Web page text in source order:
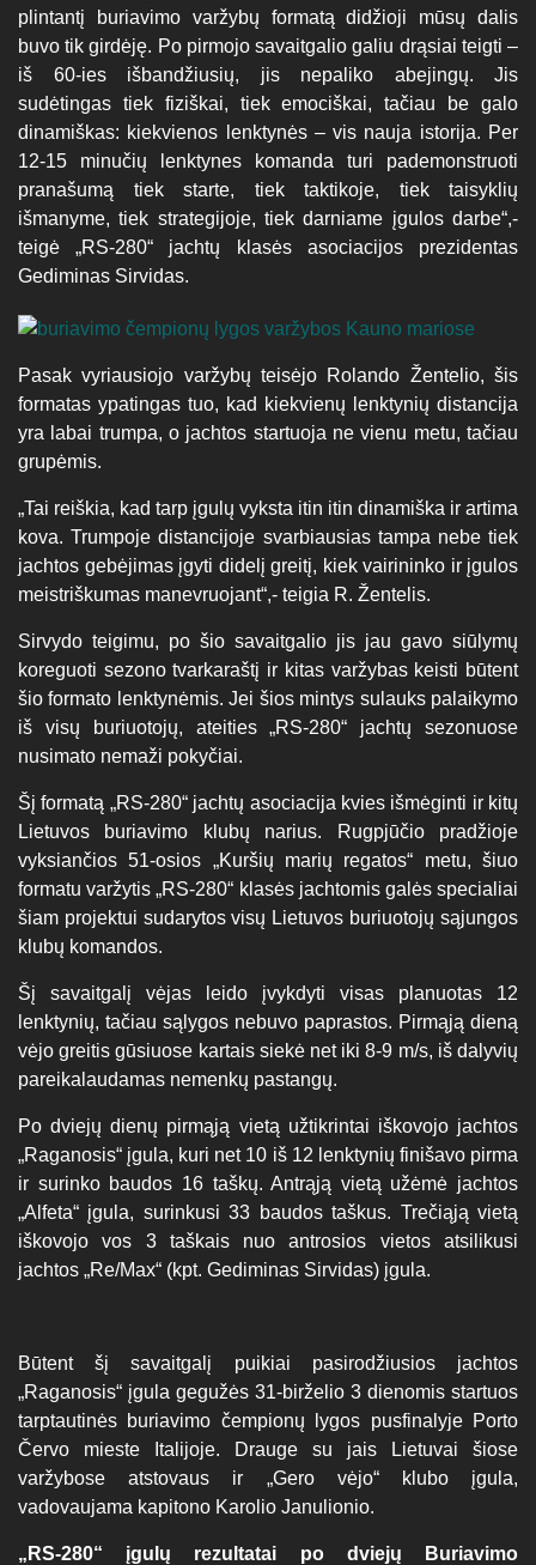
plintantį buriavimo varžybų formatą didžioji mūsų dalis
buvo tik girdėję. Po pirmojo savaitgalio galiu drąsiai teigti –
iš 60-ies išbandžiusių, jis nepaliko abejingų. Jis
sudėtingas tiek fiziškai, tiek emociškai, tačiau be galo
dinamiškas: kiekvienos lenktynės – vis nauja istorija. Per
12-15 minučių lenktynes komanda turi pademonstruoti
pranašumą tiek starte, tiek taktikoje, tiek taisyklių
išmanyme, tiek strategijoje, tiek darniame įgulos darbe“,-
teigė „RS-280“ jachtų klasės asociacijos prezidentas
Gediminas Sirvidas.
Pasak vyriausiojo varžybų teisėjo Rolando Žentelio, šis
formatas ypatingas tuo, kad kiekvienų lenktynių distancija
yra labai trumpa, o jachtos startuoja ne vienu metu, tačiau
grupėmis.
„Tai reiškia, kad tarp įgulų vyksta itin itin dinamiška ir artima
kova. Trumpoje distancijoje svarbiausias tampa nebe tiek
jachtos gebėjimas įgyti didelį greitį, kiek vairininko ir įgulos
meistriškumas manevruojant“,- teigia R. Žentelis.
Sirvydo teigimu, po šio savaitgalio jis jau gavo siūlymų
koreguoti sezono tvarkaraštį ir kitas varžybas keisti būtent
šio formato lenktynėmis. Jei šios mintys sulauks palaikymo
iš visų buriuotojų, ateities „RS-280“ jachtų sezonuose
nusimato nemaži pokyčiai.
Šį formatą „RS-280“ jachtų asociacija kvies išmėginti ir kitų
Lietuvos buriavimo klubų narius. Rugpjūčio pradžioje
vyksiančios 51-osios „Kuršių marių regatos“ metu, šiuo
formatu varžytis „RS-280“ klasės jachtomis galės specialiai
šiam projektui sudarytos visų Lietuvos buriuotojų sąjungos
klubų komandos.
Šį savaitgalį vėjas leido įvykdyti visas planuotas 12
lenktynių, tačiau sąlygos nebuvo paprastos. Pirmąją dieną
vėjo greitis gūsiuose kartais siekė net iki 8-9 m/s, iš dalyvių
pareikalaudamas nemenkų pastangų.
Po dviejų dienų pirmąją vietą užtikrintai iškovojo jachtos
„Raganosis“ įgula, kuri net 10 iš 12 lenktynių finišavo pirma
ir surinko baudos 16 taškų. Antrąją vietą užėmė jachtos
„Alfeta“ įgula, surinkusi 33 baudos taškus. Trečiąją vietą
iškovojo vos 3 taškais nuo antrosios vietos atsilikusi
jachtos „Re/Max“ (kpt. Gediminas Sirvidas) įgula.
Būtent šį savaitgalį puikiai pasirodžiusios jachtos
„Raganosis“ įgula gegužės 31-birželio 3 dienomis startuos
tarptautinės buriavimo čempionų lygos pusfinalyje Porto
Červo mieste Italijoje. Drauge su jais Lietuvai šiose
varžybose atstovaus ir „Gero vėjo“ klubo įgula,
vadovaujama kapitono Karolio Janulionio.
„RS-280“ įgulų rezultatai po dviejų Buriavimo